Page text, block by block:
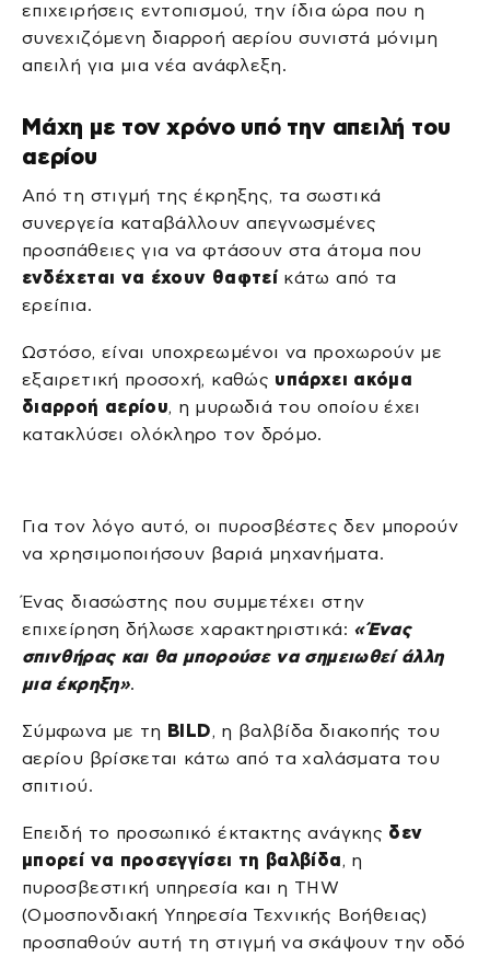
επιχειρήσεις εντοπισμού, την ίδια ώρα που η
συνεχιζόμενη διαρροή αερίου συνιστά μόνιμη
απειλή για μια νέα ανάφλεξη.
Μάχη με τον χρόνο υπό την απειλή του
αερίου
Από τη στιγμή της έκρηξης, τα σωστικά
συνεργεία καταβάλλουν απεγνωσμένες
προσπάθειες για να φτάσουν στα άτομα που
ενδέχεται να έχουν θαφτεί κάτω από τα
ερείπια.
Ωστόσο, είναι υποχρεωμένοι να προχωρούν με
εξαιρετική προσοχή, καθώς υπάρχει ακόμα
διαρροή αερίου, η μυρωδιά του οποίου έχει
κατακλύσει ολόκληρο τον δρόμο.
Για τον λόγο αυτό, οι πυροσβέστες δεν μπορούν
να χρησιμοποιήσουν βαριά μηχανήματα.
Ένας διασώστης που συμμετέχει στην
επιχείρηση δήλωσε χαρακτηριστικά: «Ένας
σπινθήρας και θα μπορούσε να σημειωθεί άλλη
μια έκρηξη».
Σύμφωνα με τη BILD, η βαλβίδα διακοπής του
αερίου βρίσκεται κάτω από τα χαλάσματα του
σπιτιού.
Επειδή το προσωπικό έκτακτης ανάγκης δεν
μπορεί να προσεγγίσει τη βαλβίδα, η
πυροσβεστική υπηρεσία και η THW
(Ομοσπονδιακή Υπηρεσία Τεχνικής Βοήθειας)
προσπαθούν αυτή τη στιγμή να σκάψουν την οδό